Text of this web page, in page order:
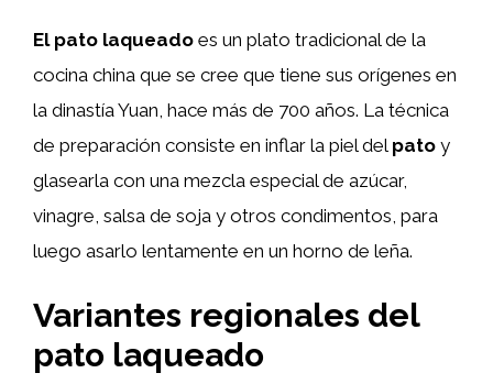
El pato laqueado es un plato tradicional de la
cocina china que se cree que tiene sus orígenes en
la dinastía Yuan, hace más de 700 años. La técnica
de preparación consiste en inflar la piel del pato y
glasearla con una mezcla especial de azúcar,
vinagre, salsa de soja y otros condimentos, para
luego asarlo lentamente en un horno de leña.
Variantes regionales del
pato laqueado